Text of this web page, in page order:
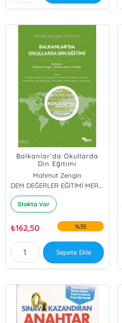
Balkanlar’da Okullarda
Din Eğitimi
Mahmut Zengin
Abdurrahman Hendek
DEM DEĞERLER EĞİTİMİ MERKEZİ YAYINLARI
Stokta Var
₺162,50 %35
Sepete Ekle